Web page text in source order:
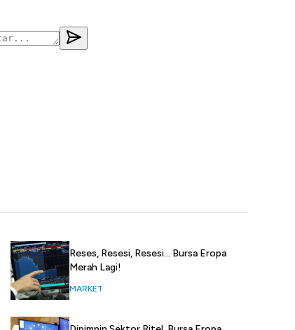
Reses, Resesi, Resesi... Bursa Eropa
Merah Lagi!
MARKET